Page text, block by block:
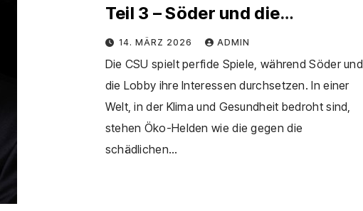
Teil 3 – Söder und die
Zuckerlobby Butterlobby
14. MÄRZ 2026 ADMIN
Die CSU spielt perfide Spiele, während Söder und
die Lobby ihre Interessen durchsetzen. In einer
Welt, in der Klima und Gesundheit bedroht sind,
stehen Öko-Helden wie die gegen die
schädlichen…